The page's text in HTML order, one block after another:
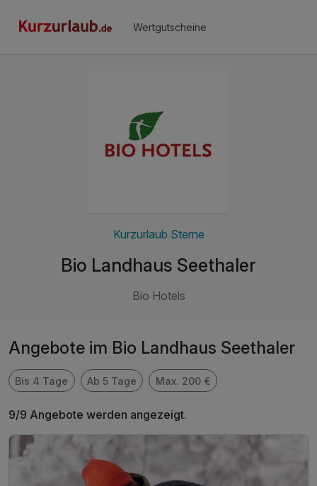
Wertgutscheine
Kurzurlaub Sterne
Bio Landhaus Seethaler
Bio Hotels
Angebote im Bio Landhaus Seethaler
Bis 4 Tage Ab 5 Tage Max. 200 €
9/9 Angebote werden angezeigt.